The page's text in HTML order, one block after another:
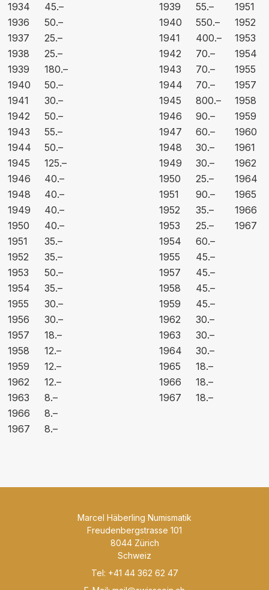
1934
45.– 1939 55.–
1951
1936
50.– 1940 550.–
1952
1937
25.– 1941 400.–
1953
1938
25.– 1942 70.–
1954
1939
180.– 1943 70.–
1955
1940
50.– 1944 70.–
1957
1941
30.– 1945 800.–
1958
1942
50.– 1946 90.–
1959
1943
55.– 1947 60.–
1960
1944
50.– 1948 30.–
1961
1945
125.– 1949 30.–
1962
1946
40.– 1950 25.–
1964
1948
40.– 1951 90.–
1965
1949
40.– 1952 35.–
1966
1950
40.– 1953 25.–
1967
1951
35.– 1954
60.–
1952
35.– 1955
45.–
1953
50.– 1957
45.–
1954
35.– 1958
45.–
1955
30.– 1959
45.–
1956
30.– 1962
30.–
1957
18.– 1963
30.–
1958
12.– 1964
30.–
1959
12.– 1965
18.–
1962
12.– 1966
18.–
1963
8.– 1967
18.–
1966
8.–
1967
8.–
Marcel Häberling Numismatik
Freudenbergstrasse 101
8044 Zürich
Schweiz
Tel: +41 44 362 62 47